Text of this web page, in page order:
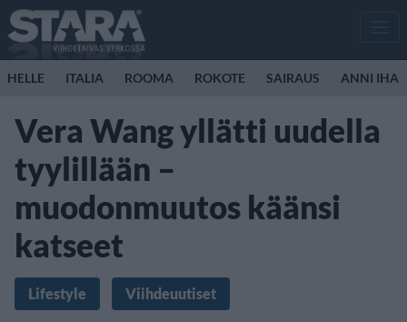
HELLE ITALIA ROOMA ROKOTE SAIRAUS ANNI
Vera Wang yllätti uudella
tyylillään –
muodonmuutos käänsi
katseet
Lifestyle Viihdeuutiset